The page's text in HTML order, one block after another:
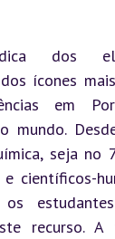
dos
em
mundo.
seja no
científicos-
os
recurso.